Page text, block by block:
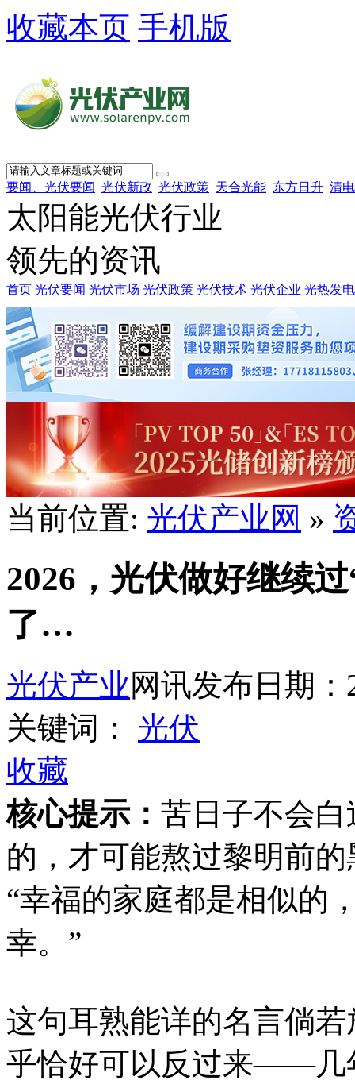
收藏本页 手机版
要闻、光伏要闻 光伏新政 光伏政策 天合光能 东方日升 清
太阳能光伏行业
领先的资讯
首页 光伏要闻 光伏市场 光伏政策 光伏技术 光伏企业 光热发电
当前位置: 光伏产业网 »
2026，光伏做好继续
了…
光伏产业网讯发布日期：
关键词： 光伏
收藏
核心提示： 苦日子不会
的，才可能熬过黎明前
“幸福的家庭都是相似的
幸。”
这句耳熟能详的名言倘
乎恰好可以反过来——几